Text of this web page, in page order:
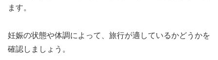
ます。
妊娠の状態や体調によって、旅行が適しているかどうかを
確認しましょう。